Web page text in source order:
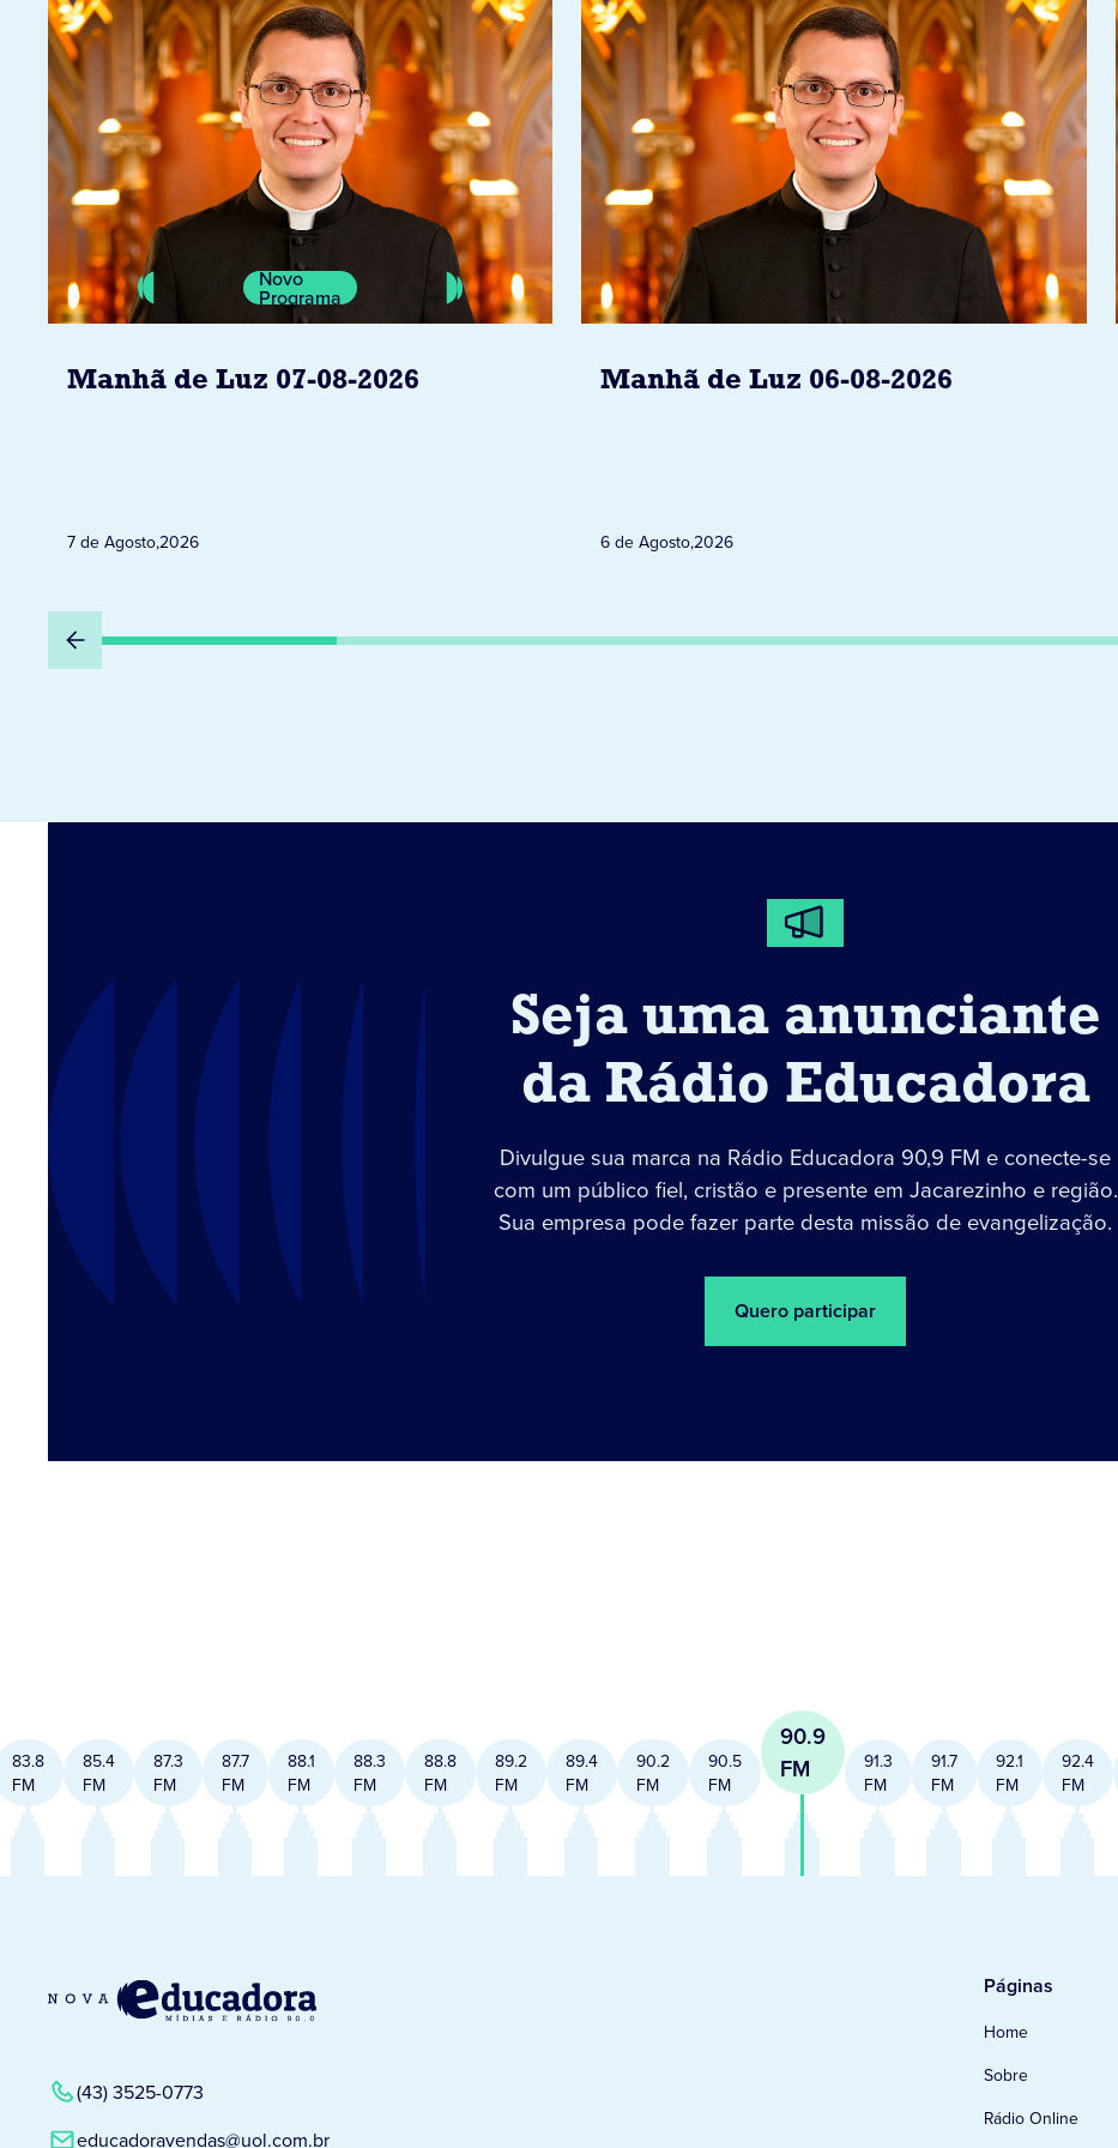
Novo
Programa
Manhã de Luz 07-08-2026
7 de Agosto,2026
Manhã de Luz 06-08-2026
6 de Agosto,2026
Seja uma anunciante
da Rádio Educadora
Divulgue sua marca na Rádio Educadora 90,9 FM e conecte-se
com um público fiel, cristão e presente em Jacarezinho e região.
Sua empresa pode fazer parte desta missão de evangelização.
Quero participar
83.8
FM
85.4
FM
87.3
FM
87.7
FM
88.1
FM
88.3
FM
88.8
FM
89.2
FM
89.4
FM
90.2
FM
90.5
FM
90.9
FM
91.3
FM
91.7
FM
92.1
FM
92.4
FM
(43) 3525-0773
educadoravendas@uol.com.br
Páginas
Home
Sobre
Rádio Online